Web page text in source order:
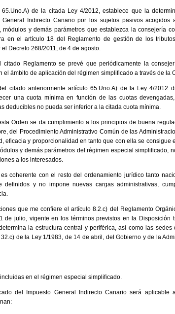
65.Uno.A) de la citada Ley 4/2012, establece que la
General Indirecto Canario por los sujetos pasivos
módulos y demás parámetros que establezca la consejería
en el artículo 18 del Reglamento de gestión de los
Decreto 268/2011, de 4 de agosto.
citado Reglamento se prevé que periódicamente la
el ámbito de aplicación del régimen simplificado a través de la
citado anteriormente artículo 65.Uno.A) de la Ley 4/2012
una cuota mínima en función de las cuotas
deducibles no pueda ser inferior a la citada cuota mínima.
Orden se da cumplimiento a los principios de buena
del Procedimiento Administrativo Común de las
eficacia y proporcionalidad en tanto que con ella se
y demás parámetros del régimen especial simplificado,
a los interesados.
coherente con el resto del ordenamiento jurídico tanto
definidos y no impone nuevas cargas administrativas,
que me confiere el artículo 8.2.c) del Reglamento
de julio, vigente en los términos previstos en la
la estructura central y periférica, así como las
de la Ley 1/1983, de 14 de abril, del Gobierno y de la
en el régimen especial simplificado.
del Impuesto General Indirecto Canario será